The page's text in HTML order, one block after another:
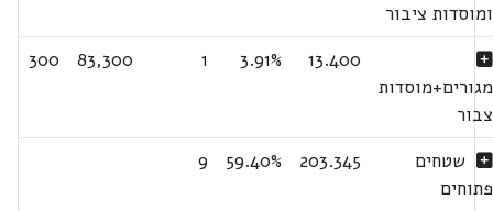
ומוסדות ציבור
מגורים+מוסדות
צבור
13.400
3.91%
1
83,300
300
שטחים
פתוחים
203.345
59.40%
9